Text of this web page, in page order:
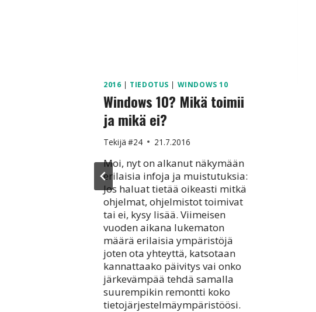
2016 | TIEDOTUS | WINDOWS 10
Windows 10? Mikä toimii
ja mikä ei?
Tekijä #24 21.7.2016
Moi, nyt on alkanut näkymään
erilaisia infoja ja muistutuksia:
Jos haluat tietää oikeasti mitkä
ohjelmat, ohjelmistot toimivat
tai ei, kysy lisää. Viimeisen
vuoden aikana lukematon
määrä erilaisia ympäristöjä
joten ota yhteyttä, katsotaan
kannattaako päivitys vai onko
järkevämpää tehdä samalla
suurempikin remontti koko
tietojärjestelmäympäristöösi.